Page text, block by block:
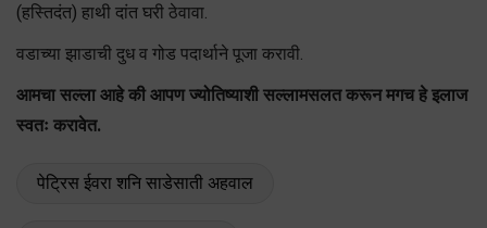
(हस्तिदंत) हाथी दांत घरी ठेवावा.
वडाच्या झाडाची दुध व गोड पदार्थाने पूजा करावी.
आमचा सल्ला आहे की आपण ज्योतिष्याशी सल्लामसलत करून मगच हे इलाज
स्वतः करावेत.
पेट्रिस ईवरा शनि साडेसाती अहवाल